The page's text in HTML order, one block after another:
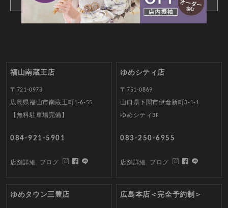
メールでお問合わせ
福山南蔵王店
〒721-0973
広島県福山市南蔵王町1-6-55
【無料駐車場完備】
084-921-5901
店舗詳細 ブログ
ゆめシティ店
〒751-0869
山口県下関市伊倉新町3-1-1
ゆめシティ3F
083-250-6955
店舗詳細 ブログ
ゆめタウン三豊店 広島本店＜完全予約制＞